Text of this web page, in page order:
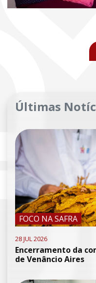
Últimas
FOCO NA SAFRA
28 JUL 2026
Encerramento da
de Venâncio Aires